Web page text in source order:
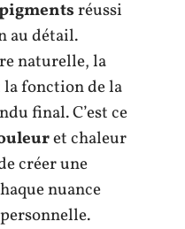
réussi
au détail.
naturelle, la
la fonction de la
final. C’est ce
et chaleur
créer une
nuance